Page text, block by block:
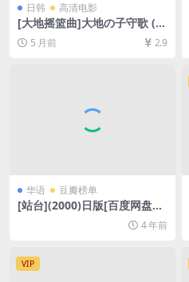
日韩 高清电影
[大地摇篮曲]大地の子守歌 (1
976)[百度网盘+夸克网盘1080
P超清未删减资源][网盘在线播
放/下载][MP4/7GB][中文字
5 月前 2.9
华语 豆瓣榜单
[站台](2000)日版[百度网盘
+迅雷云盘资源1080P超清未
删减][MP4/7.8GB][中文字幕]
4 年前
VIP